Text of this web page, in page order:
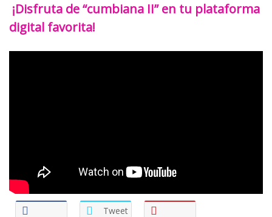
¡Disfruta de “cumbiana II” en tu plataforma
digital favorita!
Tweet